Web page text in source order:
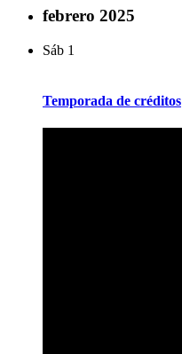
febrero 2025
Sáb 1
Temporada de créditos